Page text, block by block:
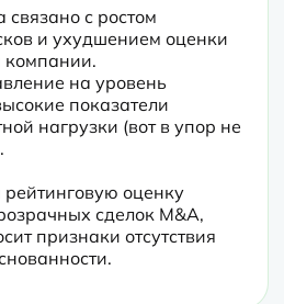
с ростом
и ухудшением оценки
компании.
на уровень
показатели
нагрузки (вот в упор не
оценку
сделок M&A,
признаки отсутствия